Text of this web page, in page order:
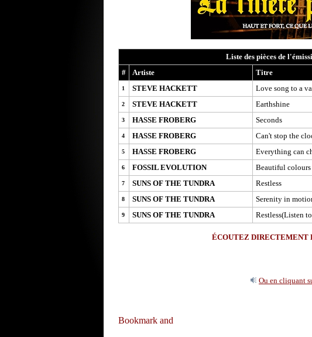
Liste des pièces de
#
Artiste Titre
1 STEVE HACKETT Love song to a
2 STEVE HACKETT Earthshine
3 HASSE FROBERG Seconds
4 HASSE FROBERG Can't stop the
5 HASSE FROBERG Everything can
6 FOSSIL EVOLUTION Beautiful colours
7 SUNS OF THE TUNDRA Restless
8 SUNS OF THE TUNDRA Serenity in
9 SUNS OF THE TUNDRA Restless(Listen
ÉCOUTEZ DIRECTEMENT
Ou en cliquant